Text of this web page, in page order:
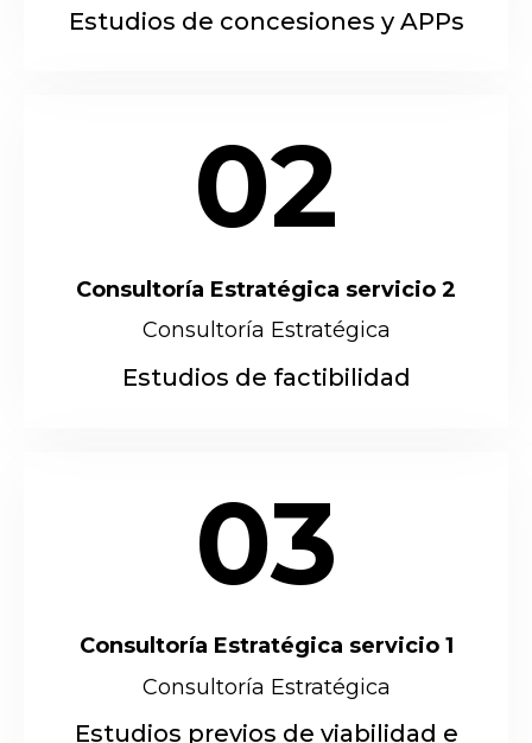
Estudios de concesiones y APPs
02
Consultoría Estratégica servicio 2
Consultoría Estratégica
Estudios de factibilidad
03
Consultoría Estratégica servicio 1
Consultoría Estratégica
Estudios previos de viabilidad e